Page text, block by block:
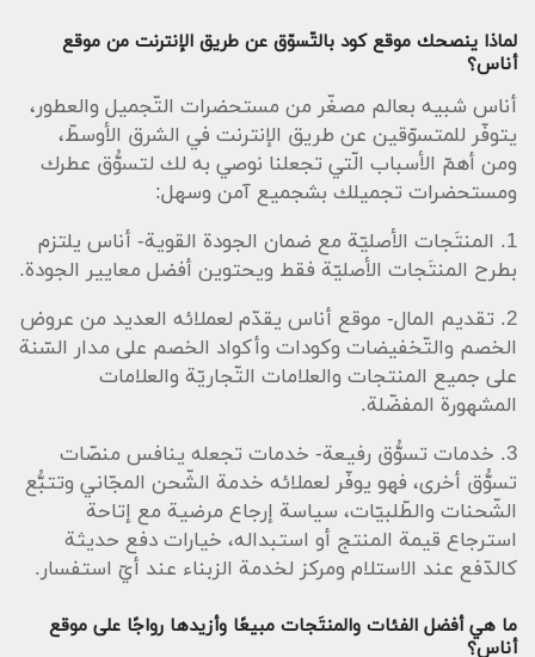
لماذا ينصحك موقع كود بالتّسوّق عن طريق الإنترنت من موقع
أناس؟
أناس شبيه بعالم مصغّر من مستحضرات التّجميل والعطور،
يتوفّر للمتسوّقين عن طريق الإنترنت في الشرق الأوسطّ،
ومن أهمّ الأسباب الّتي تجعلنا نوصي به لك لتسوُّق عطرك
ومستحضرات تجميلك بشجميع آمن وسهل:
1. المنتَجات الأصليّة مع ضمان الجودة القوية- أناس يلتزم
بطرح المنتَجات الأصليّة فقط ويحتوين أفضل معايير الجودة.
2. تقديم المال- موقع أناس يقدّم لعملائه العديد من عروض
الخصم والتّخفيضات وكودات وأكواد الخصم على مدار السّنة
على جميع المنتجات والعلامات التّجاريّة والعلامات
المشهورة المفضّلة.
3. خدمات تسوُّق رفيعة- خدمات تجعله ينافس منصّات
تسوُّق أخرى، فهو يوفّر لعملائه خدمة الشّحن المجّاني وتتبُّع
الشّحنات والطّلبيّات، سياسة إرجاع مرضية مع إتاحة
استرجاع قيمة المنتج أو استبداله، خيارات دفع حديثة
كالدّفع عند الاستلام ومركز لخدمة الزبناء عند أيّ استفسار.
ما هي أفضل الفئات والمنتَجات مبيعًا وأزيدها رواجًا على موقع
أناس؟